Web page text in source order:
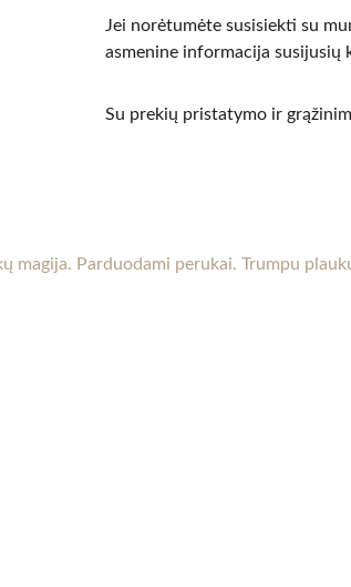
Jei norėtumėte susisiekti su
asmenine informacija susijusių
Su prekių pristatymo ir
magija. Parduodami perukai. Trumpu